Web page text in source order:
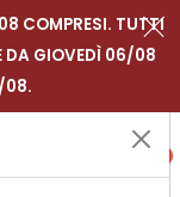
COMPRESI. TUTTI
DA GIOVEDÌ 06/08
08.
su WhatsApp
Segui RGV Italy su